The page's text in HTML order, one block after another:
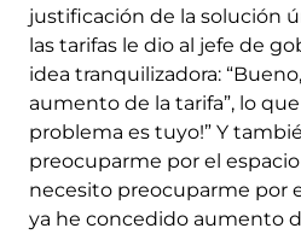
justificación de la solución
las tarifas le dio al jefe de
idea tranquilizadora:
aumento de la tarifa”, lo que
problema es tuyo!” Y
preocuparme por el
necesito preocuparme por
ya he concedido aumento